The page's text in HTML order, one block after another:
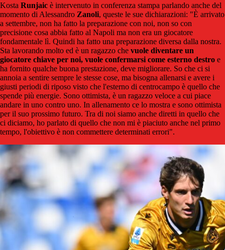
Kosta Runjaic è intervenuto in conferenza stampa parlando anche del
momento di Alessandro Zanoli, queste le sue dichiarazioni: "È arrivato
a settembre, non ha fatto la preparazione con noi, non so con
precisione cosa abbia fatto al Napoli ma non era un giocatore
fondamentale lì. Quindi ha fatto una preparazione diversa dalla nostra.
Sta lavorando molto ed è un ragazzo che vuole diventare un
giocatore chiave per noi, vuole confermarsi come esterno destro e
ha fornito qualche buona prestazione, deve migliorare. So che ci si
annoia a sentire sempre le stesse cose, ma bisogna allenarsi e avere i
giusti periodi di riposo visto che l'esterno di centrocampo è quello che
spende più energie. Sono ottimista, è un ragazzo veloce a cui piace
andare in uno contro uno. In allenamento ce lo mostra e sono ottimista
per il suo prossimo futuro. Tra di noi siamo anche diretti in quello che
ci diciamo, ho parlato di quello che non mi è piaciuto anche nel primo
tempo, l'obiettivo è non commettere determinati errori".